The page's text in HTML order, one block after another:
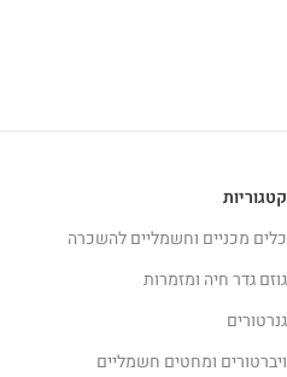
קטגוריות
כלים מכניים וחשמליים להשכרה
גוזם גדר חיה ומזמרות
גנרטורים
ויברטורים ומחטים חשמליים